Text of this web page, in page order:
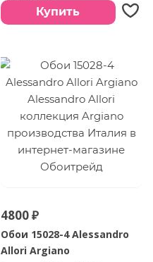
Купить
4800 ₽
Обои 15028-4 Alessandro
Allori Argiano